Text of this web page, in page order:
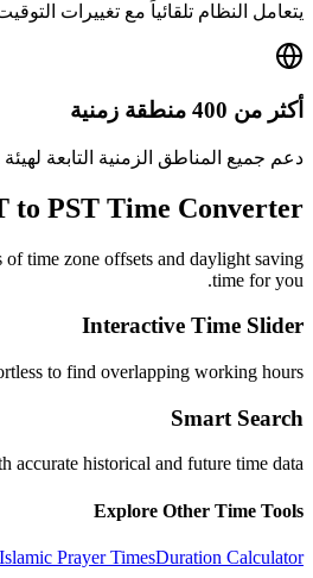
يتعامل النظام تلقائياً مع تغييرات
أكثر من 400 منطقة زمنية
دعم جميع المناطق الزمنية التابعة لهيئة IANA بما في ذلك المدن والاختصارات وفروق التوقيت عن التوقيت العالمي المنسق (UTC).
to PST Time Converter
time zone offsets and daylight saving
time for you.
Interactive Time Slider
to find overlapping working hours.
Smart Search
historical and future time data.
Explore Other Time Tools
Islamic Prayer TimesDuration Calculator